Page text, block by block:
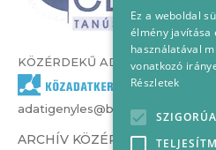
KÖZÉRDEKŰ ADATOK
adatigenyles@bvcs.hu
ARCHÍV KÖZÉRDEKŰ ADATOK
Ez a weboldal
élmény javítása
használatával
vonatkozó
Részletek